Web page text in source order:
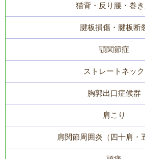
猫背・反り腰・巻き
腱板損傷・腱板断
顎関節症
ストレートネック
胸郭出口症候群
肩こり
肩関節周囲炎（四十肩・